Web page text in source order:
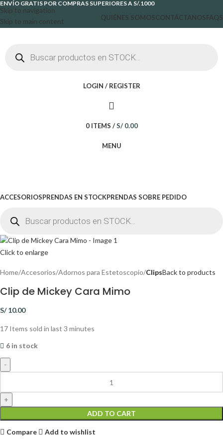
Skip to navigation
Skip to main content
ENVÍO GRATIS POR COMPRAS SUPERIORES A S/.1000
QUIÉNES SOMOSCONTÁCTANOSFAQS
LOGIN / REGISTER
0 ITEMS / S/0.00
MENU
ACCESORIOSPRENDAS EN STOCKPRENDAS SOBRE PEDIDO
Click to enlarge
Home Accesorios Adornos para Estetoscopio ClipsBack to products
Clip de Mickey Cara Mimo
S/10.00
17 Items sold in last 3 minutes
6 in stock
ADD TO CART
Compare
Add to wishlist